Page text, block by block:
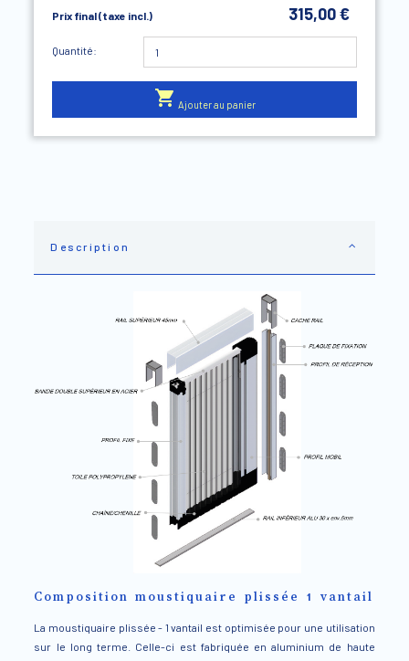
Prix final (taxe incl.)
315,00 €
Quantité:
 Ajouter au panier
Description
Composition moustiquaire plissée 1 vantail
La moustiquaire plissée - 1 vantail est optimisée pour une utilisation
sur le long terme. Celle-ci est fabriquée en aluminium de haute